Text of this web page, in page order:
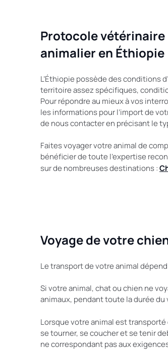
Protocole
animalier en Éthiopie
L’Éthiopie possède des conditions
territoire assez spécifiques,
Pour répondre au mieux à vos
les informations pour l’import de
de nous contacter en précisant le
Faites voyager votre animal de
bénéficier de toute l’expertise
sur de nombreuses destinations :
Voyage de votre
Le transport de votre animal
Si votre animal, chat ou chien ne
animaux, pendant toute la durée du
Lorsque votre animal est
se tourner, se coucher et se tenir
ne correspondant pas aux